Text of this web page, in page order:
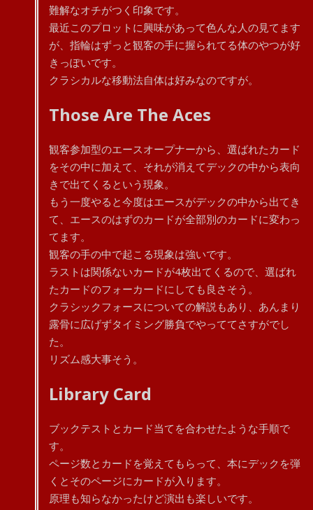
難解なオチがつく印象です。
最近このプロットに興味があって色んな人の見てます
が、指輪はずっと観客の手に握られてる体のやつが好
きっぽいです。
クラシカルな移動法自体は好みなのですが。
Those Are The Aces
観客参加型のエースオープナーから、選ばれたカード
をその中に加えて、それが消えてデックの中から表向
きで出てくるという現象。
もう一度やると今度はエースがデックの中から出てき
て、エースのはずのカードが全部別のカードに変わっ
てます。
観客の手の中で起こる現象は強いです。
ラストは関係ないカードが4枚出てくるので、選ばれ
たカードのフォーカードにしても良さそう。
クラシックフォースについての解説もあり、あんまり
露骨に広げずタイミング勝負でやっててさすがでし
た。
リズム感大事そう。
Library Card
ブックテストとカード当てを合わせたような手順で
す。
ページ数とカードを覚えてもらって、本にデックを弾
くとそのページにカードが入ります。
原理も知らなかったけど演出も楽しいです。